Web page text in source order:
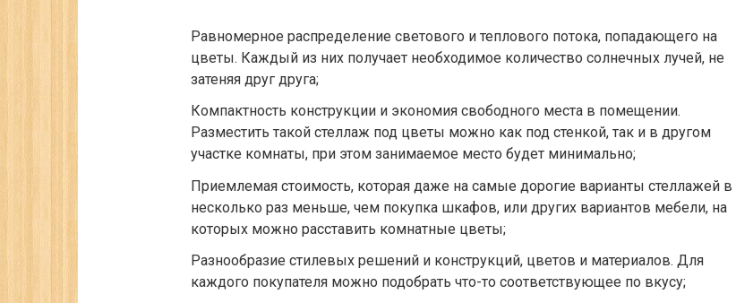
Равномерное распределение светового и теплового потока, попадающего на
цветы. Каждый из них получает необходимое количество солнечных лучей, не
затеняя друг друга;
Компактность конструкции и экономия свободного места в помещении.
Разместить такой стеллаж под цветы можно как под стенкой, так и в другом
участке комнаты, при этом занимаемое место будет минимально;
Приемлемая стоимость, которая даже на самые дорогие варианты стеллажей в
несколько раз меньше, чем покупка шкафов, или других вариантов мебели, на
которых можно расставить комнатные цветы;
Разнообразие стилевых решений и конструкций, цветов и материалов. Для
каждого покупателя можно подобрать что-то соответствующее по вкусу;